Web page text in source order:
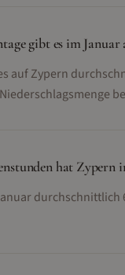
gibt es im Januar
auf Zypern
hat Zypern
durchschnittlich